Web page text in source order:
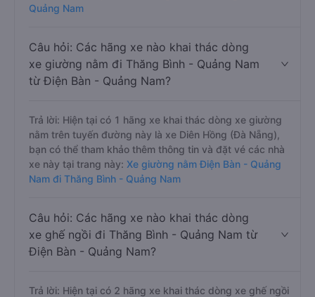
Quảng Nam
Câu hỏi: Các hãng xe nào khai thác dòng
xe giường nằm đi Thăng Bình - Quảng Nam
từ Điện Bàn - Quảng Nam?
Trả lời: Hiện tại có 1 hãng xe khai thác dòng xe giường
nằm trên tuyến đường này là xe Diên Hồng (Đà Nẵng),
bạn có thể tham khảo thêm thông tin và đặt vé các nhà
xe này tại trang này: Xe giường nằm Điện Bàn - Quảng
Nam đi Thăng Bình - Quảng Nam
Câu hỏi: Các hãng xe nào khai thác dòng
xe ghế ngồi đi Thăng Bình - Quảng Nam từ
Điện Bàn - Quảng Nam?
Trả lời: Hiện tại có 2 hãng xe khai thác dòng xe ghế ngồi